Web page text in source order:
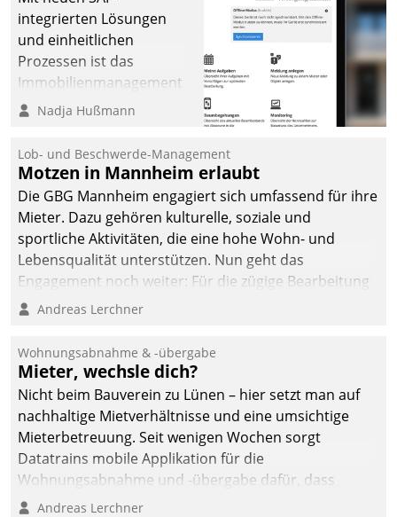
integrierten Lösungen
und einheitlichen
Prozessen ist das
Immobilienmanagement
der Bayerischen
Ressort Kapitalanlage für
künftige Aufgaben und
Herausforderungen
gerüstet.
Nadja Hußmann
Lob- und Beschwerde-Management
Motzen in Mannheim erlaubt
Die GBG Mannheim engagiert sich umfassend für ihre
Mieter. Dazu gehören kulturelle, soziale und
sportliche Aktivitäten, die eine hohe Wohn- und
Lebensqualität unterstützen. Nun geht das
Engagement noch weiter: Für die zügige Bearbeitung
von Beschwerden – oder Lob – richtet das
und Beschwerde-Management einen eigenen Kanal
ein.
Andreas Lerchner
Wohnungsabnahme & -übergabe
Mieter, wechsle dich?
Nicht beim Bauverein zu Lünen – hier setzt man auf
nachhaltige Mietverhältnisse und eine umsichtige
Mieterbetreuung. Seit wenigen Wochen sorgt
Datatrains mobile Applikation für die
Wohnungsabnahme und -übergabe dafür, dass
Mieter wohlgeordnet kommen und, so es sein muss,
Andreas Lerchner